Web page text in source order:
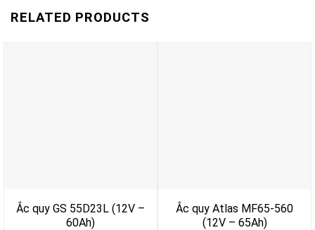
RELATED PRODUCTS
Ắc quy GS 55D23L (12V –
60Ah)
Ắc quy Atlas MF65-560
(12V – 65Ah)